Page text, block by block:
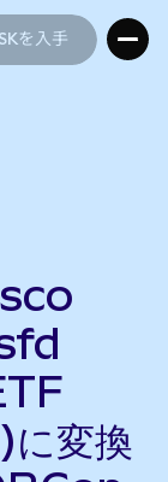
を入手
変換